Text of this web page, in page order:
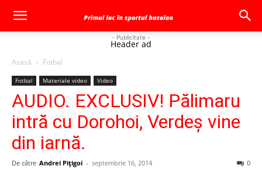
- Publicitate -
Header ad
Acasă Fotbal
Fotbal Materiale video Video
AUDIO. EXCLUSIV! Pălimaru
intră cu Dorohoi, Verdeş vine
din iarnă.
De către Andrei Pițigoi - septembrie 16, 2014 0